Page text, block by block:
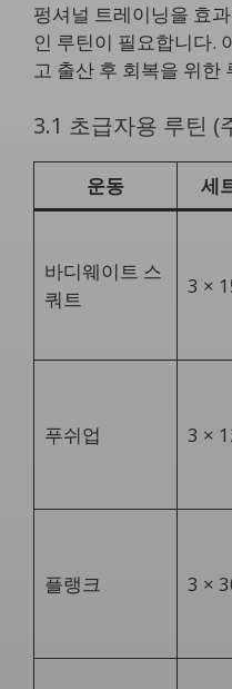
펑셔널 트레이닝을 효
인 루틴이 필요합니다.
고 출산 후 회복을 위한
3.1 초급자용 루틴 (
운동 세
바디웨이트 스
쿼트
3 ×
푸쉬업 3 ×
플랭크 3 ×